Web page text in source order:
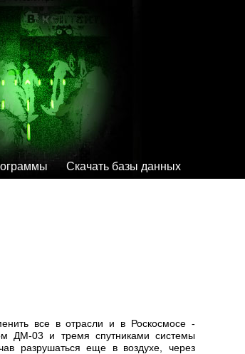
Скачать базы данных
все в отрасли и в Роскосмосе -
ДМ-03 и тремя спутниками системы
разрушаться еще в воздухе, через